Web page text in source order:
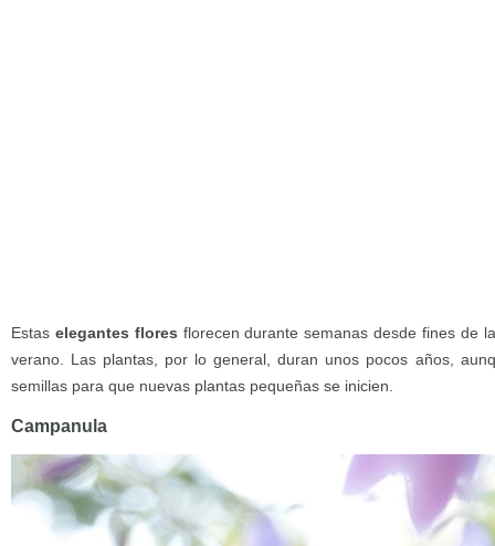
Estas elegantes flores florecen durante semanas desde fines de
verano. Las plantas, por lo general, duran unos pocos años,
semillas para que nuevas plantas pequeñas se inicien.
Campanula